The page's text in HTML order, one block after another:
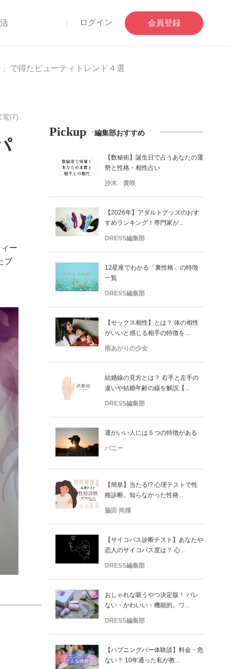
ログイン 会員登録
で得たビューティトレンド４選
電(7)
ー
ブ
Pickup 編集部おすすめ
【数秘術】誕生日で占うあなたの運
勢と性格・相性占い
沙木 貴咲
【2026年】アダルトグッズのおす
すめランキング！専門家が...
DRESS編集部
12星座でわかる「裏性格」の特徴
一覧
DRESS編集部
【セックス相性】とは？ 体の相性
がいいと感じる相手の特徴を...
雨あがりの少女
結婚線の見方とは？ 右手と左手の
違いや結婚年齢の線を解説【...
DRESS編集部
運がいい人には５つの特徴がある
バニー
【簡単】当たる!? 心理テストで性
格診断。知らなかった性格...
脇田 尚揮
【サイコパス診断テスト】あなたや
恋人のサイコパス度は？ 心...
DRESS編集部
おしゃれな吸うやつ決定版！ バレ
ない・かわいい・機能的。ワ...
DRESS編集部
【ハプニングバー体験談】料金・危
ない？ 10年通った私が教...